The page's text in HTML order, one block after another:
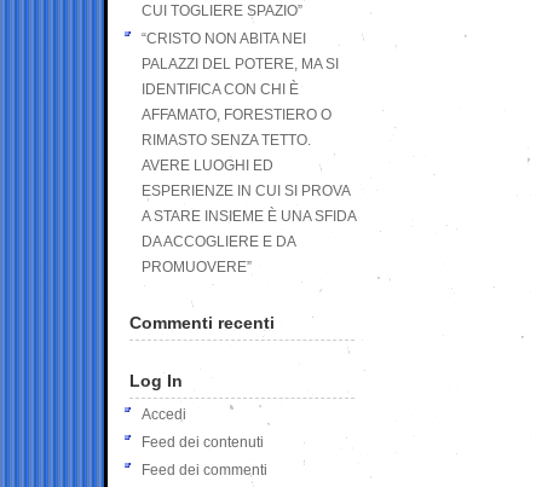
CUI TOGLIERE SPAZIO”
“CRISTO NON ABITA NEI
PALAZZI DEL POTERE, MA SI
IDENTIFICA CON CHI È
AFFAMATO, FORESTIERO O
RIMASTO SENZA TETTO.
AVERE LUOGHI ED
ESPERIENZE IN CUI SI PROVA
A STARE INSIEME È UNA SFIDA
DA ACCOGLIERE E DA
PROMUOVERE”
Commenti recenti
Log In
Accedi
Feed dei contenuti
Feed dei commenti